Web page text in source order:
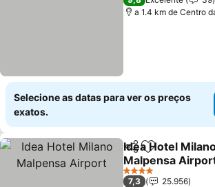
a 1.4 km de Centro
Selecione as datas para ver os preços
exatos.
PartilharAdicionar
Idea Hotel
Malpensa
Ver preços
4 Estrelas
7,3
25.956